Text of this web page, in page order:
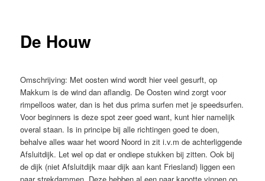
De Houw
Omschrijving: Met oosten wind wordt hier veel gesurft, op
Makkum is de wind dan aflandig. De Oosten wind zorgt voor
rimpelloos water, dan is het dus prima surfen met je speedsurfen.
Voor beginners is deze spot zeer goed want, kunt hier namelijk
overal staan. Is in principe bij alle richtingen goed te doen,
behalve alles waar het woord Noord in zit i.v.m de achterliggende
Afsluitdijk. Let wel op dat er ondiepe stukken bij zitten. Ook bij
de dijk (niet Afsluitdijk maar dijk aan kant Friesland) liggen een